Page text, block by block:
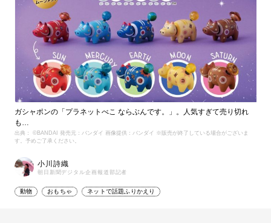
ガシャポンの「プラネットべこ ならぶんです。」。人気すぎて売り切れ
も…
出典： ©BANDAI 発売元：バンダイ 画像提供：バンダイ ※販売が終了している場合がございま
す。予めご了承ください。
小川詩織
朝日新聞デジタル企画報道部記者
動物 おもちゃ ネットで話題ふりかえり